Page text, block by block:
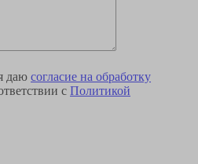
даю согласие на обработку
с Политикой